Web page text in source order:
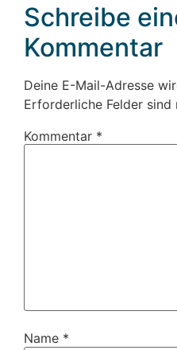
Schreibe
Kommentar
Deine E-Mail-Adresse
Erforderliche Felder sind
Kommentar *
Name *